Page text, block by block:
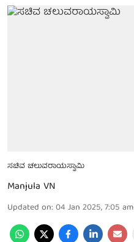
ಸಚಿವ ಚಲುವರಾಯಸ್ವಾಮಿ
Manjula VN
Updated on: 04 Jan 2025, 7:05 am